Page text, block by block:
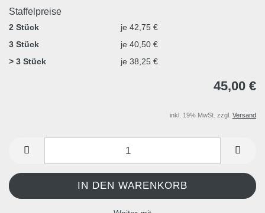
Staffelpreise
2 Stück
je 42,75 €
3 Stück
je 40,50 €
> 3 Stück
je 38,25 €
45,00 €
inkl. 19% MwSt. zzgl. Versand